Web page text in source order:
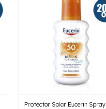
Protector Solar Eucerin Spray